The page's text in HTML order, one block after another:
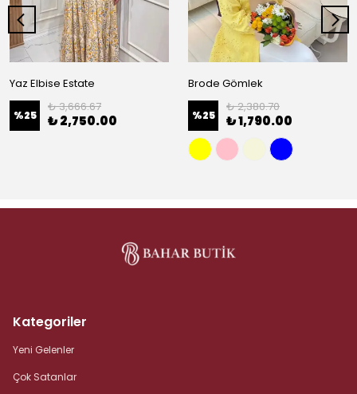
Yaz Elbise Estate
%25
₺ 3,666.67
₺ 2,750.00
Brode Gömlek
%25
₺ 2,380.70
₺ 1,790.00
Kategoriler
Yeni Gelenler
Çok Satanlar